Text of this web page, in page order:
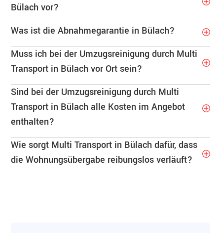
Bülach vor?
Was ist die Abnahmegarantie in Bülach?
Muss ich bei der Umzugsreinigung durch Multi
Transport in Bülach vor Ort sein?
Sind bei der Umzugsreinigung durch Multi
Transport in Bülach alle Kosten im Angebot
enthalten?
Wie sorgt Multi Transport in Bülach dafür, dass
die Wohnungsübergabe reibungslos verläuft?